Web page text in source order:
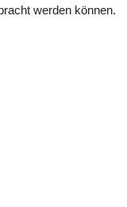
werden können.